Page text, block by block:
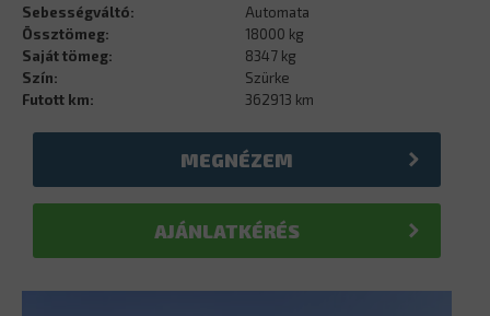
Sebességváltó:
Automata
Össztömeg:
18000 kg
Saját tömeg:
8347 kg
Szín:
Szürke
Futott km:
362913 km
MEGNÉZEM
AJÁNLATKÉRÉS